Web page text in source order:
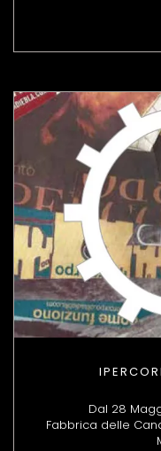
Dal 28
Fabbrica delle